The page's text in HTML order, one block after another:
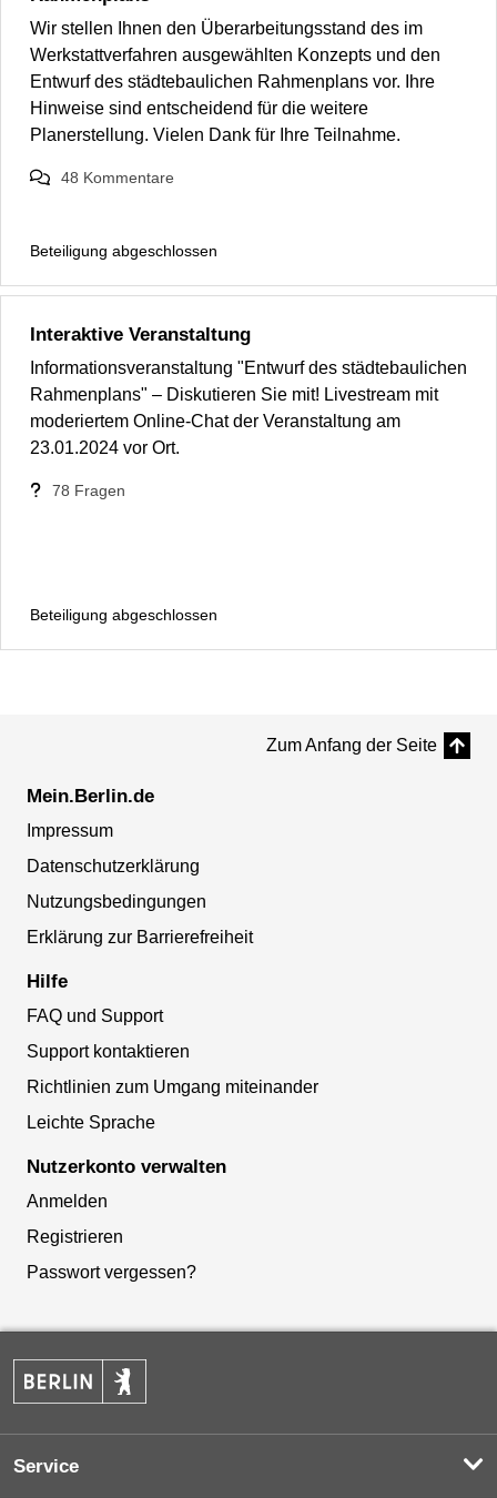
Wir stellen Ihnen den Überarbeitungsstand des im
Werkstattverfahren ausgewählten Konzepts und den
Entwurf des städtebaulichen Rahmenplans vor. Ihre
Hinweise sind entscheidend für die weitere
Planerstellung. Vielen Dank für Ihre Teilnahme.
48 Kommentare
Beteiligung abgeschlossen
Interaktive Veranstaltung
Informationsveranstaltung "Entwurf des städtebaulichen
Rahmenplans" – Diskutieren Sie mit! Livestream mit
moderiertem Online-Chat der Veranstaltung am
23.01.2024 vor Ort.
78 Fragen
Beteiligung abgeschlossen
Zum Anfang der Seite
Mein.Berlin.de
Impressum
Datenschutzerklärung
Nutzungsbedingungen
Erklärung zur Barrierefreiheit
Hilfe
FAQ und Support
Support kontaktieren
Richtlinien zum Umgang miteinander
Leichte Sprache
Nutzerkonto verwalten
Anmelden
Registrieren
Passwort vergessen?
Service